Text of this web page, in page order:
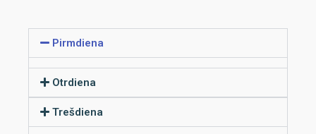
Pirmdiena
Otrdiena
Trešdiena